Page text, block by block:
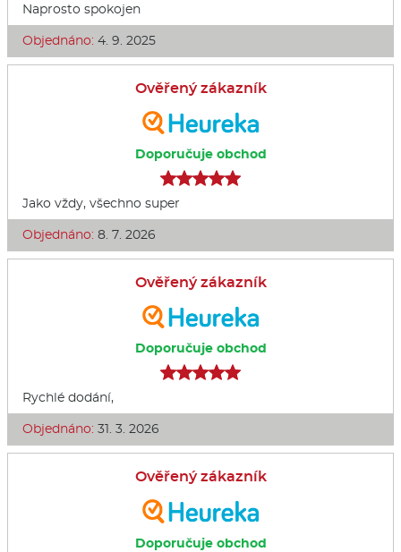
Naprosto spokojen
Objednáno: 4. 9. 2025
Ověřený zákazník
Doporučuje obchod
Jako vždy, všechno super
Objednáno: 8. 7. 2026
Ověřený zákazník
Doporučuje obchod
Rychlé dodání,
Objednáno: 31. 3. 2026
Ověřený zákazník
Doporučuje obchod